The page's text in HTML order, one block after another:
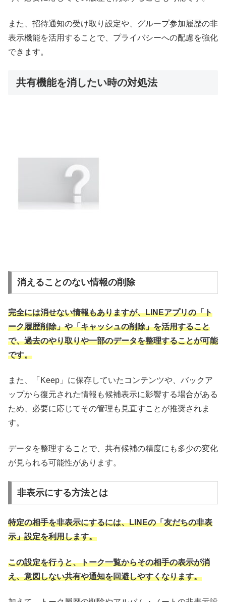
また、招待通知の受け取り設定や、グループ参加履歴の非
表示機能を活用することで、プライバシーへの配慮を強化
できます。
共有機能を消したい時の対処法
消えることのない情報の削除
完全には消せない情報もありますが、LINEアプリの「ト
ーク履歴削除」や「キャッシュの削除」を活用すること
で、過去のやり取りや一部のデータを整理することが可能
です。
また、「Keep」に保存していたコンテンツや、バックア
ップから復元された情報も候補表示に影響する場合がある
ため、必要に応じてその管理も見直すことが推奨されま
す。
データを整理することで、共有候補の精度にも多少の変化
が見られる可能性があります。
非表示にする方法とは
特定の相手を非表示にするには、LINEの「友だちの非表
示」設定を利用します。
この設定を行うと、トーク一覧からその相手の表示が消
え、意図しない共有や通知を回避しやすくなります。